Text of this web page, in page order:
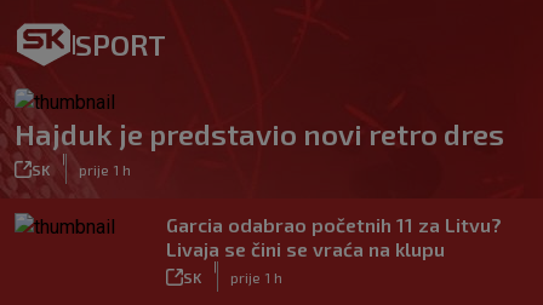
SPORT
Hajduk je predstavio novi retro dres
SK prije 1 h
Garcia odabrao početnih 11 za Litvu?
Livaja se čini se vraća na klupu
SK prije 1 h